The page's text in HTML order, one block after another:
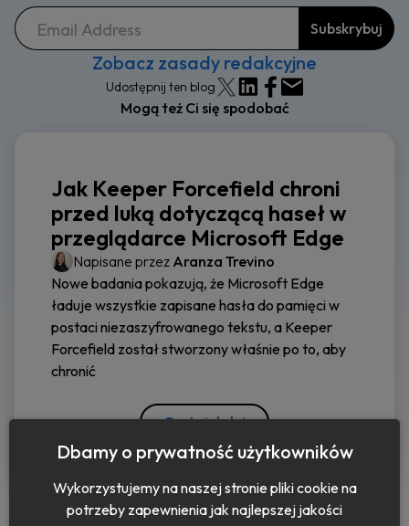
Zobacz zasady redakcyjne
Udostępnij ten blog
Mogą też Ci się spodobać
Jak Keeper Forcefield chroni
przed luką dotyczącą haseł w
przeglądarce Microsoft Edge
Napisane przez Aranza Trevino
Nowe badania pokazują, że Microsoft Edge
ładuje wszystkie zapisane hasła do pamięci w
postaci niezaszyfrowanego tekstu, a Keeper
Forcefield został stworzony właśnie po to, aby
chronić
Czytaj dalej
Dbamy o prywatność użytkowników
Wykorzystujemy na naszej stronie pliki cookie na
potrzeby zapewnienia jak najlepszej jakości